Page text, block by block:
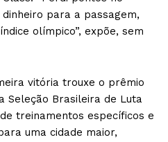
para a passagem,
olímpico”, expõe, sem
vitória trouxe o prêmio
Seleção Brasileira de Luta
treinamentos específicos e
uma cidade maior,